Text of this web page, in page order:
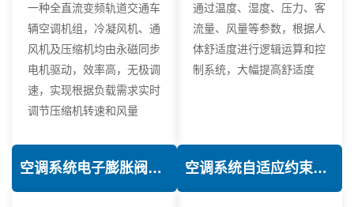
一种全直流变频轨道交通车
辆空调机组，冷凝风机、通
风机及压缩机均由永磁同步
电机驱动，效率高，无极调
速，实现根据负载需求实时
调节压缩机转速和风量
通过温度、湿度、压力、客
流量、风量等参数，根据人
体舒适度进行逻辑运算和控
制系统，大幅提高舒适度
空调系统电子膨胀阀热力学优化技术 空调系统自适应约束控制技术